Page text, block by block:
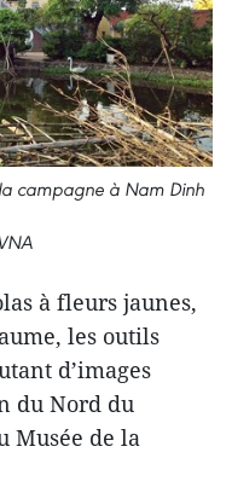
campagne à Nam Dinh
à fleurs jaunes,
les outils
d’images
du Nord du
Musée de la